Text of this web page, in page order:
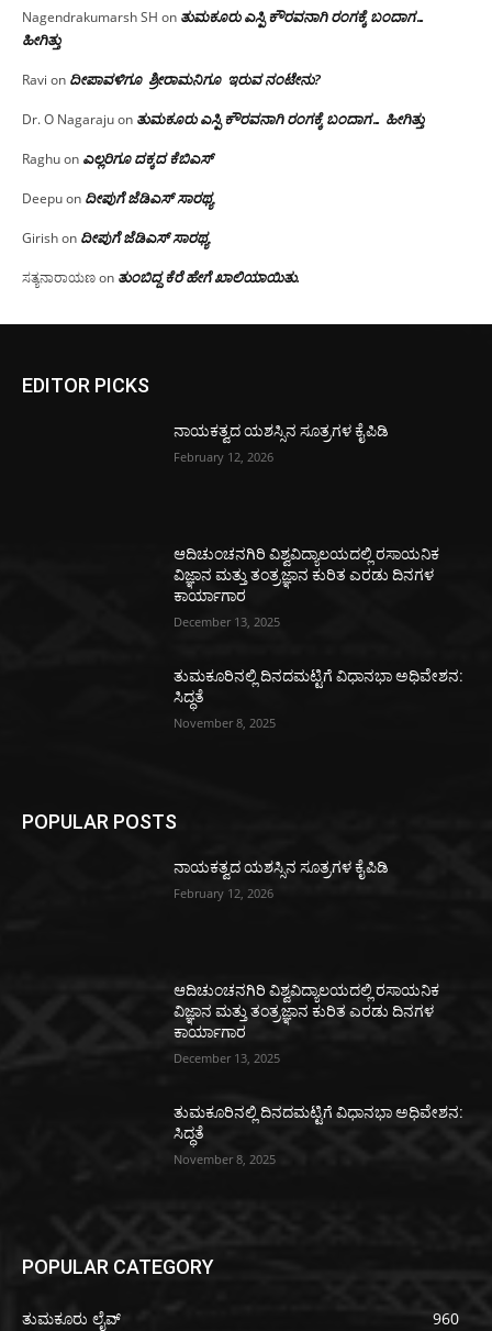
Nagendrakumarsh SH on ತುಮಕೂರು ಎಸ್ಪಿ ಕೌರವನಾಗಿ ರಂಗಕ್ಕೆ ಬಂದಾಗ…
ಹೀಗಿತ್ತು
Ravi on ದೀಪಾವಳಿಗೂ ಶ್ರೀರಾಮನಿಗೂ ಇರುವ ನಂಟೇನು?
Dr. O Nagarajuon ತುಮಕೂರು ಎಸ್ಪಿ ಕೌರವನಾಗಿ ರಂಗಕ್ಕೆ ಬಂದಾಗ… ಹೀಗಿತ್ತು
Raghuon ಎಲ್ಲರಿಗೂ ದಕ್ಕದ ಕೆಬಿಎಸ್
Deepuon ದೀಪುಗೆ ಜೆಡಿಎಸ್ ಸಾರಥ್ಯ
Girishon ದೀಪುಗೆ ಜೆಡಿಎಸ್ ಸಾರಥ್ಯ
ಸತ್ಯನಾರಾಯಣon ತುಂಬಿದ್ದ ಕೆರೆ ಹೇಗೆ ಖಾಲಿಯಾಯಿತು.
EDITOR PICKS
ನಾಯಕತ್ವದ ಯಶಸ್ಸಿನ ಸೂತ್ರಗಳ ಕೈಪಿಡಿ
February 12, 2026
ಆದಿಚುಂಚನಗಿರಿ ವಿಶ್ವವಿದ್ಯಾಲಯದಲ್ಲಿ ರಸಾಯನಿಕ
ವಿಜ್ಞಾನ ಮತ್ತು ತಂತ್ರಜ್ಞಾನ ಕುರಿತ ಎರಡು ದಿನಗಳ
ಕಾರ್ಯಾಗಾರ
December 13, 2025
ತುಮಕೂರಿನಲ್ಲಿ ದಿನದಮಟ್ಟಿಗೆ ವಿಧಾನಭಾ ಅಧಿವೇಶನ:
ಸಿದ್ಧತೆ
November 8, 2025
POPULAR POSTS
ನಾಯಕತ್ವದ ಯಶಸ್ಸಿನ ಸೂತ್ರಗಳ ಕೈಪಿಡಿ
February 12, 2026
ಆದಿಚುಂಚನಗಿರಿ ವಿಶ್ವವಿದ್ಯಾಲಯದಲ್ಲಿ ರಸಾಯನಿಕ
ವಿಜ್ಞಾನ ಮತ್ತು ತಂತ್ರಜ್ಞಾನ ಕುರಿತ ಎರಡು ದಿನಗಳ
ಕಾರ್ಯಾಗಾರ
December 13, 2025
ತುಮಕೂರಿನಲ್ಲಿ ದಿನದಮಟ್ಟಿಗೆ ವಿಧಾನಭಾ ಅಧಿವೇಶನ:
ಸಿದ್ಧತೆ
November 8, 2025
POPULAR CATEGORY
ತುಮಕೂರು ಲೈವ್
960